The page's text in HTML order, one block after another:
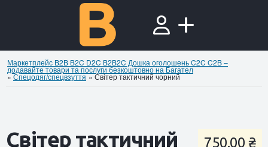
Маркетплейс B2B B2C D2C B2B2C Дошка оголошень C2C C2B –
додавайте товари та послуги безкоштовно на Багател
»Спецодяг/спецвзуття »Світер тактичний чорний
750.00 ₴
Світер тактичний